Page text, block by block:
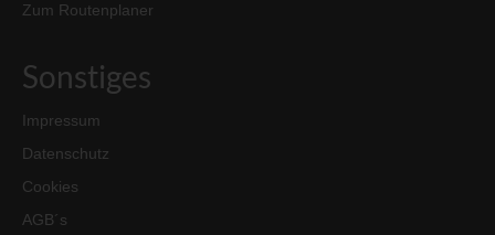
Zum Routenplaner
Sonstiges
Impressum
Datenschutz
Cookies
AGB´s